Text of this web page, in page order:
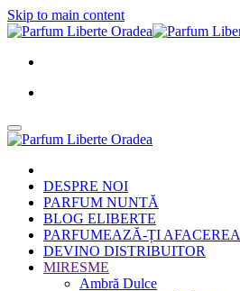
Skip to main content
DESPRE NOI
PARFUM NUNTĂ
BLOG ELIBERTE
PARFUMEAZĂ-ȚI AFACEREA
DEVINO DISTRIBUITOR
MIRESME
Ambră Dulce